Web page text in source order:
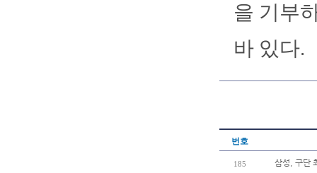
을 기부
바 있다.
번호
185 삼성, 구단